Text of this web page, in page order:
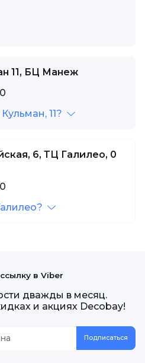
11, БЦ Манеж
11?
6, ТЦ Галилео, 0
в Viber
дважды в месяц.
и акциях Decobay!